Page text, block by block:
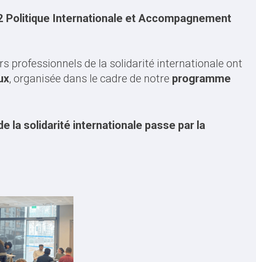
Politique Internationale et Accompagnement
professionnels de la solidarité internationale ont
, organisée dans le cadre de notre programme
la solidarité internationale passe par la